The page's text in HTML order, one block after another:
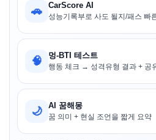
🚗 CarScore AI
성능기록부로 사도 될지/패스 빠
🧠 멍-BTI 테스트
행동 체크 → 성격유형 결과 + 공
🌙 AI 꿈해몽
꿈 의미 + 현실 조언을 짧게 요약